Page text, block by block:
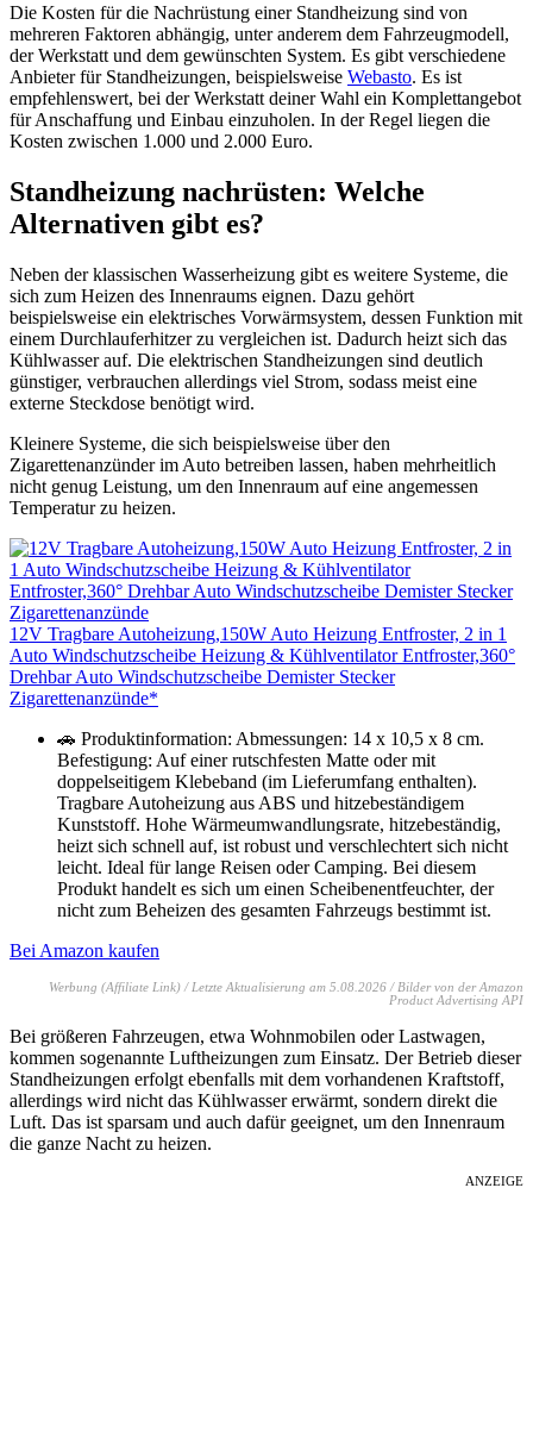
Die Kosten für die Nachrüstung einer Standheizung sind von
mehreren Faktoren abhängig, unter anderem dem Fahrzeugmodell,
der Werkstatt und dem gewünschten System. Es gibt verschiedene
Anbieter für Standheizungen, beispielsweise Webasto. Es ist
empfehlenswert, bei der Werkstatt deiner Wahl ein Komplettangebot
für Anschaffung und Einbau einzuholen. In der Regel liegen die
Kosten zwischen 1.000 und 2.000 Euro.
Standheizung nachrüsten: Welche
Alternativen gibt es?
Neben der klassischen Wasserheizung gibt es weitere Systeme, die
sich zum Heizen des Innenraums eignen. Dazu gehört
beispielsweise ein elektrisches Vorwärmsystem, dessen Funktion mit
einem Durchlauferhitzer zu vergleichen ist. Dadurch heizt sich das
Kühlwasser auf. Die elektrischen Standheizungen sind deutlich
günstiger, verbrauchen allerdings viel Strom, sodass meist eine
externe Steckdose benötigt wird.
Kleinere Systeme, die sich beispielsweise über den
Zigarettenanzünder im Auto betreiben lassen, haben mehrheitlich
nicht genug Leistung, um den Innenraum auf eine angemessen
Temperatur zu heizen.
12V Tragbare Autoheizung,150W Auto Heizung Entfroster, 2 in 1
Auto Windschutzscheibe Heizung & Kühlventilator Entfroster,360°
Drehbar Auto Windschutzscheibe Demister Stecker
Zigarettenanzünde*
🚗 Produktinformation: Abmessungen: 14 x 10,5 x 8 cm.
Befestigung: Auf einer rutschfesten Matte oder mit
doppelseitigem Klebeband (im Lieferumfang enthalten).
Tragbare Autoheizung aus ABS und hitzebeständigem
Kunststoff. Hohe Wärmeumwandlungsrate, hitzebeständig,
heizt sich schnell auf, ist robust und verschlechtert sich nicht
leicht. Ideal für lange Reisen oder Camping. Bei diesem
Produkt handelt es sich um einen Scheibenentfeuchter, der
nicht zum Beheizen des gesamten Fahrzeugs bestimmt ist.
Bei Amazon kaufen
Werbung (Affiliate Link) / Letzte Aktualisierung am 5.08.2026 / Bilder von der Amazon
Product Advertising API
Bei größeren Fahrzeugen, etwa Wohnmobilen oder Lastwagen,
kommen sogenannte Luftheizungen zum Einsatz. Der Betrieb dieser
Standheizungen erfolgt ebenfalls mit dem vorhandenen Kraftstoff,
allerdings wird nicht das Kühlwasser erwärmt, sondern direkt die
Luft. Das ist sparsam und auch dafür geeignet, um den Innenraum
die ganze Nacht zu heizen.
ANZEIGE